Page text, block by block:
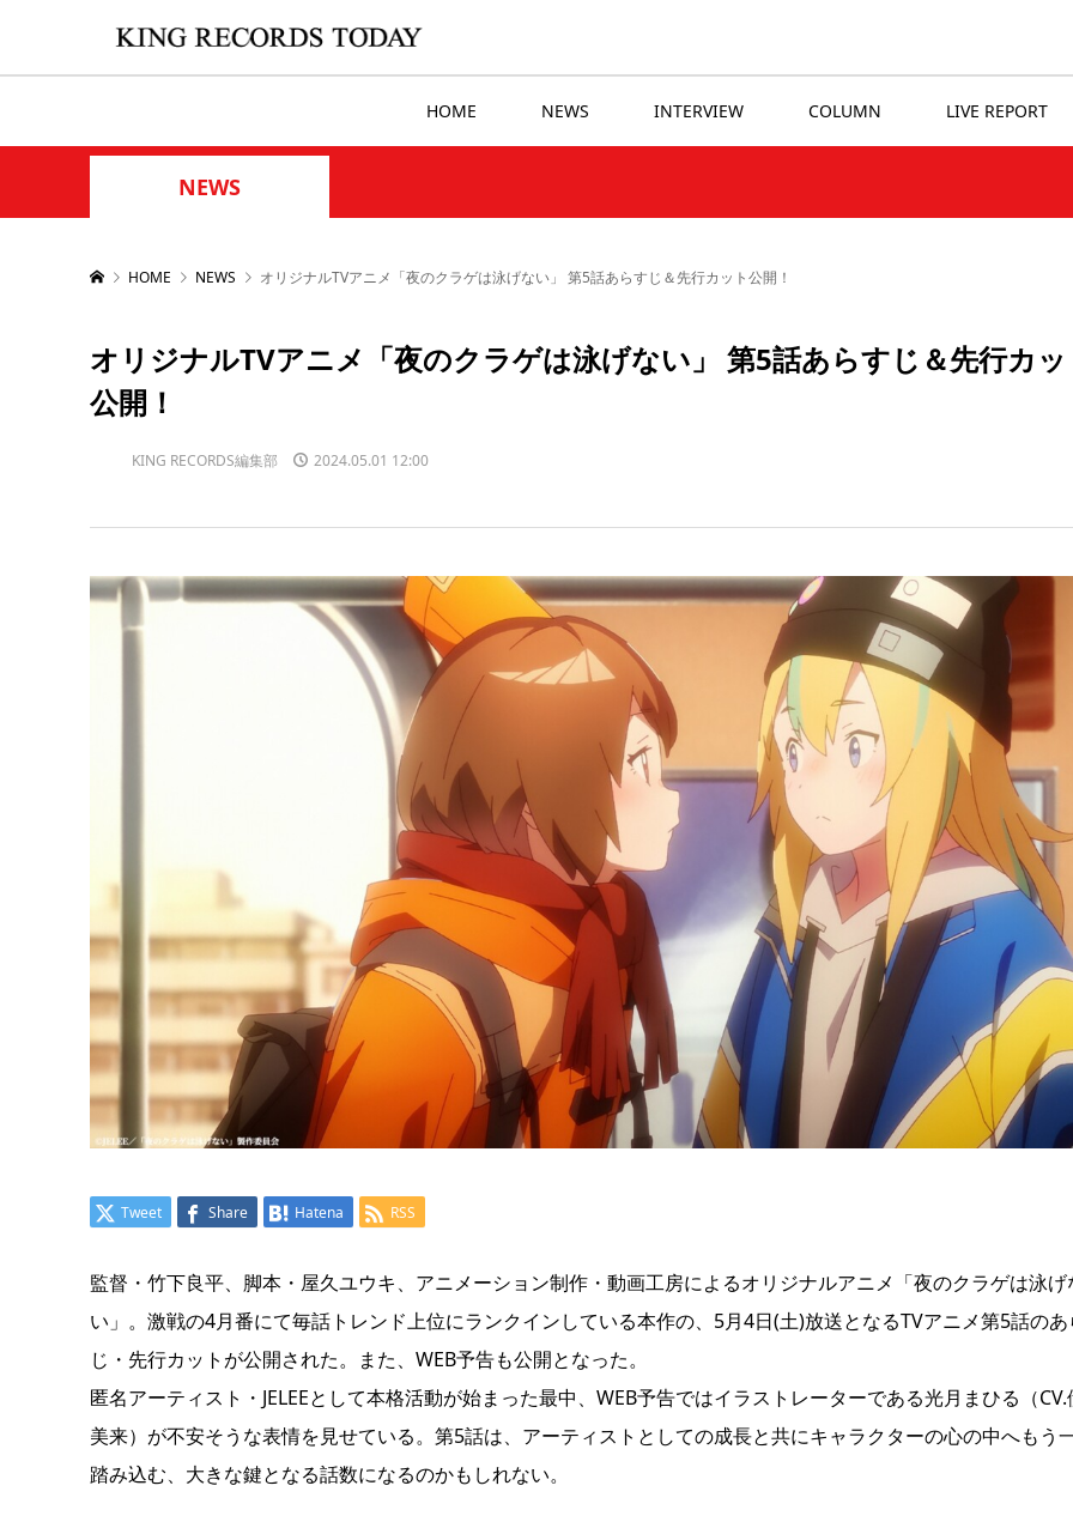
HOME NEWS INTERVIEW COLUMN LIVE REPORT
NEWS
HOME NEWS オリジナルTVアニメ「夜のクラゲは泳げない」 第5話あらすじ＆先行カット公開！
オリジナルTVアニメ「夜のクラゲは泳げない」 第5話あらすじ＆先行カ
公開！
KING RECORDS編集部 2024.05.01 12:00
Tweet Share Hatena RSS
監督・竹下良平、脚本・屋久ユウキ、アニメーション制作・動画工房によるオリジナルアニメ「夜のクラゲは泳げ
い」。激戦の4月番にて毎話トレンド上位にランクインしている本作の、5月4日(土)放送となるTVアニメ第5話のあ
じ・先行カットが公開された。また、WEB予告も公開となった。
匿名アーティスト・JELEEとして本格活動が始まった最中、WEB予告ではイラストレーターである光月まひる（CV.
美来）が不安そうな表情を見せている。第5話は、アーティストとしての成長と共にキャラクターの心の中へもう
踏み込む、大きな鍵となる話数になるのかもしれない。